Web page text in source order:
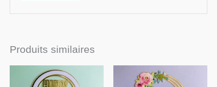
Produits similaires